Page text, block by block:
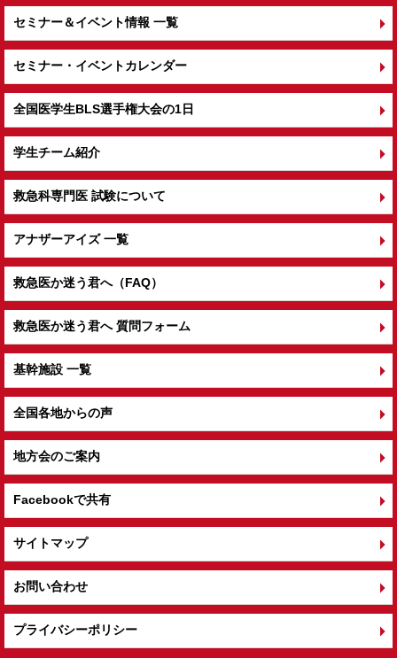
セミナー＆イベント情報 一覧
セミナー・イベントカレンダー
全国医学生BLS選手権大会の1日
学生チーム紹介
救急科専門医 試験について
アナザーアイズ 一覧
救急医か迷う君へ（FAQ）
救急医か迷う君へ 質問フォーム
基幹施設 一覧
全国各地からの声
地方会のご案内
Facebookで共有
サイトマップ
お問い合わせ
プライバシーポリシー